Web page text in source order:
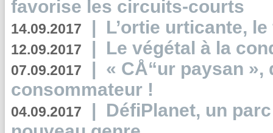
favorise les circuits-courts
14.09.2017 | L’ortie urticante,
12.09.2017 | Le végétal à la
07.09.2017 | « CÅ“ur paysan
consommateur !
04.09.2017 | DéfiPlanet, un